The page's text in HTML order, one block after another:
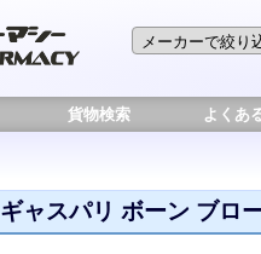
貨物検索 よくあ
ギャスパリ ボーン ブロ